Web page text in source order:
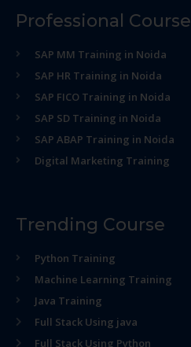
Professional Course
SAP MM Training in Noida
SAP HR Training in Noida
SAP FICO Training in Noida
SAP SD Training in Noida
SAP ABAP Training in Noida
Digital Marketing Training
Trending Course
Python Training
Machine Learning Training
Java Training
Full Stack Using java
Full Stack Using Python